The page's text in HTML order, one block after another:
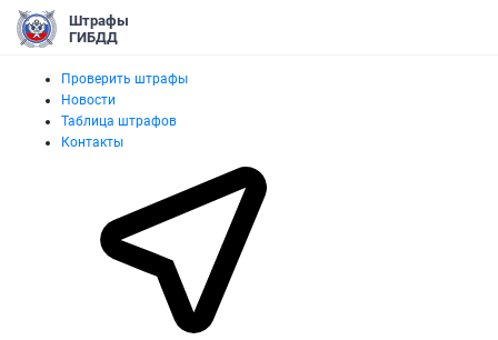
Штрафы
ГИБДД
Проверить штрафы
Новости
Таблица штрафов
Контакты